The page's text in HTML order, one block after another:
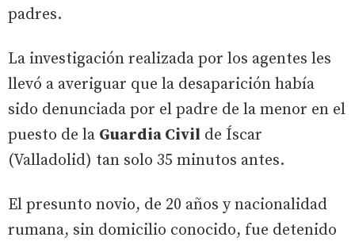
padres.
La investigación realizada por los agentes les
llevó a averiguar que la desaparición había
sido denunciada por el padre de la menor en el
puesto de la Guardia Civil de Íscar
(Valladolid) tan solo 35 minutos antes.
El presunto novio, de 20 años y nacionalidad
rumana, sin domicilio conocido, fue detenido